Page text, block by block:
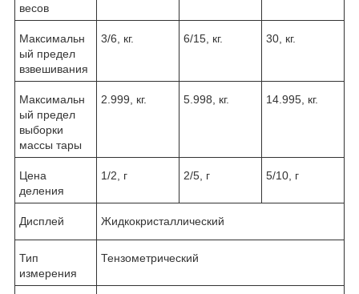
весов
Максимальн
ый предел
взвешивания
3/6, кг. 6/15, кг. 30, кг.
Максимальн
ый предел
выборки
массы тары
2.999, кг. 5.998, кг. 14.995, кг.
Цена
деления
1/2, г 2/5, г 5/10, г
Дисплей Жидкокристаллический
Тип
измерения
Тензометрический